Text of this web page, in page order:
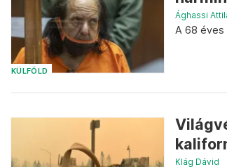
KÜLFÖLD
Ághassi
A 68
Klág Dávid